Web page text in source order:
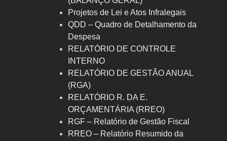
Projetos de Lei e Atos Infralegais
QDD – Quadro de Detalhamento da
Despesa
RELATÓRIO DE CONTROLE
INTERNO
RELATÓRIO DE GESTÃO ANUAL
(RGA)
RELATÓRIO R. DA E.
ORÇAMENTÁRIA (RREO)
RGF – Relatório de Gestão Fiscal
RREO – Relatório Resumido da